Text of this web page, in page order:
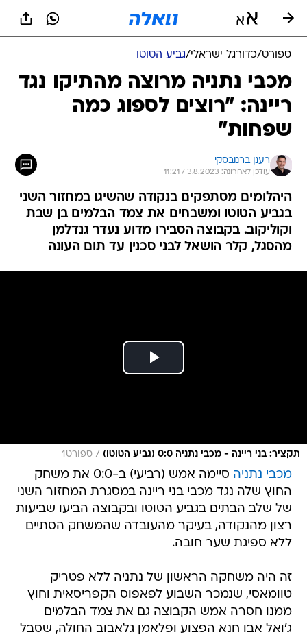
ספורט/כדורגל ישראלי/גביע הטוטו
מכבי נתניה מרוצה מהתיקו נגד
ריינה: "רוצים לספוג כמה
שפחות"
רענן ברנובסקי
עודכן לאחרונה: 3.8.2023 / 11:21
היהלומים מסתפקים בנקודה שהשיגו במחזור השני
בגביע הטוטו ומשבחים את צמד הבלמים בן שבת
וקוליקוב. בקבוצה הסבירו מדוע נעדר גנדלמן
מהסגל, קלר הושאל לבני סכנין עד תום העונה
תקציר: בני ריינה - מכבי נתניה 0:0 (גביע הטוטו) / ספורט1
מכבי נתניה
סיימה אמש (רביעי) ב-0:0 את משחק
החוץ שלה נגד מכבי בני ריינה במסגרת המחזור השני
של שלב הבתים בגביע הטוטו ובקבוצה הביעו שביעות
רצון מהנקודה, בעיקר מהעובדה שהמשחק הסתיים
ללא ספיגת שער חובה.
זה היה משחקה הראשון של נתניה ללא פטריק
טוומאסי, שנמכר השבוע לפאפוס הקפריסאית וחוץ
ממנו חסרה אמש הקבוצה גם את צמד הבלמים
ג'ואל אבו חנא הפצוע ופלאמן גלאבוב החולה, שסבל